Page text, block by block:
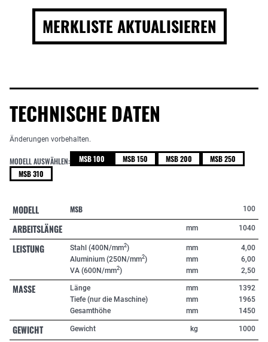
MERKLISTE AKTUALISIEREN
TECHNISCHE DATEN
Änderungen vorbehalten.
MODELL AUSWÄHLEN: MSB 100 MSB 150 MSB 200
MSB 250
MSB 310
MODELL MSB 100
ARBEITSLÄNGE mm 1040
LEISTUNG Stahl (400N/mm2)
Aluminium (250N/mm2)
VA (600N/mm2)
mm
mm
mm
4,00
6,00
2,50
MASSE
Länge
Tiefe (nur die Maschine)
Gesamthöhe
mm
mm
mm
1392
1965
1450
GEWICHT Gewicht kg 1000